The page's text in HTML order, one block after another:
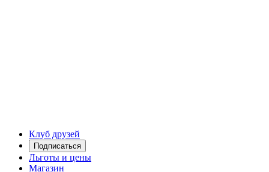
Клуб друзей
Подписаться
Льготы и цены
Магазин